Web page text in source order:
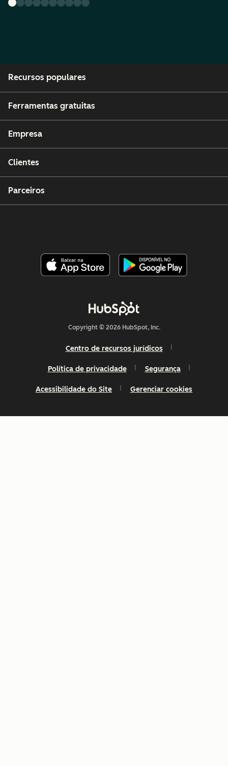
Recursos populares
Ferramentas gratuitas
Empresa
Clientes
Parceiros
Copyright © 2026 HubSpot, Inc.
Centro de recursos jurídicos
Política de privacidade Segurança
Acessibilidade do Site Gerenciar cookies